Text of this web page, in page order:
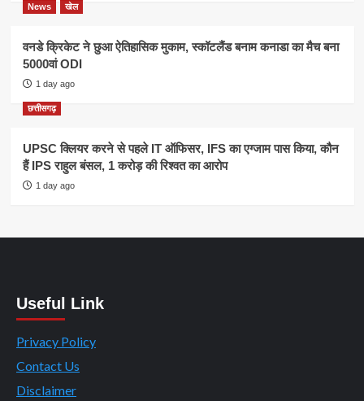
News खेल
वनडे क्रिकेट ने छुआ ऐतिहासिक मुकाम, स्कॉटलैंड बनाम कनाडा का मैच बना
5000वां ODI
1 day ago
छत्तीसगढ़
UPSC क्लियर करने से पहले IT ऑफिसर, IFS का एग्जाम पास किया, कौन
हैं IPS राहुल बंसल, 1 करोड़ की रिश्वत का आरोप
1 day ago
Useful Link
Privacy Policy
Contact Us
Disclaimer